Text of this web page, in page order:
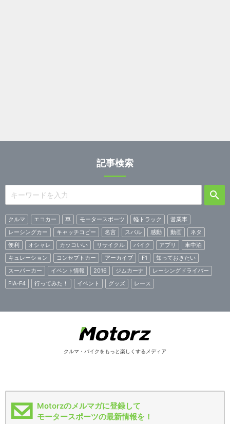
記事検索
クルマ エコカー 車 モータースポーツ 軽トラック
営業車
レーシングカー
キャッチコピー 名言 スバル 感動 動画
ネタ
便利
オシャレ カッコいい リサイクル バイク アプリ
車中泊
キュレーション
コンセプトカー アーカイブ F1
知っておきたい
スーパーカー
イベント情報 2016 ジムカーナ
レーシングドライバー
FIA-F4
行ってみた！ イベント グッズ レース
クルマ・バイクをもっと楽しくするメディア
Motorzのメルマガに登録して
モータースポーツの最新情報を！